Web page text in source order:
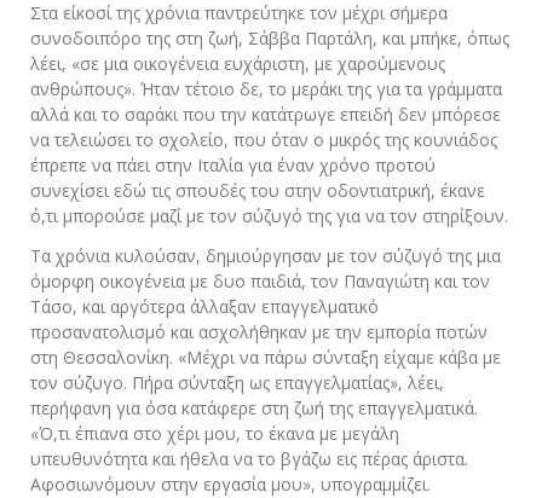
Στα είκοσί της χρόνια παντρεύτηκε τον μέχρι σήμερα
συνοδοιπόρο της στη ζωή, Σάββα Παρτάλη, και μπήκε, όπως
λέει, «σε μια οικογένεια ευχάριστη, με χαρούμενους
ανθρώπους». Ήταν τέτοιο δε, το μεράκι της για τα γράμματα
αλλά και το σαράκι που την κατάτρωγε επειδή δεν μπόρεσε
να τελειώσει το σχολείο, που όταν ο μικρός της κουνιάδος
έπρεπε να πάει στην Ιταλία για έναν χρόνο προτού
συνεχίσει εδώ τις σπουδές του στην οδοντιατρική, έκανε
ό,τι μπορούσε μαζί με τον σύζυγό της για να τον στηρίξουν.
Τα χρόνια κυλούσαν, δημιούργησαν με τον σύζυγό της μια
όμορφη οικογένεια με δυο παιδιά, τον Παναγιώτη και τον
Τάσο, και αργότερα άλλαξαν επαγγελματικό
προσανατολισμό και ασχολήθηκαν με την εμπορία ποτών
στη Θεσσαλονίκη. «Μέχρι να πάρω σύνταξη είχαμε κάβα με
τον σύζυγο. Πήρα σύνταξη ως επαγγελματίας», λέει,
περήφανη για όσα κατάφερε στη ζωή της επαγγελματικά.
«Ό,τι έπιανα στο χέρι μου, το έκανα με μεγάλη
υπευθυνότητα και ήθελα να το βγάζω εις πέρας άριστα.
Αφοσιωνόμουν στην εργασία μου», υπογραμμίζει.